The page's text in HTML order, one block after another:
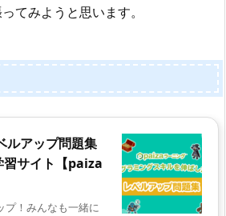
てみようと思います。
ルアップ問題集
サイト【paiza
プ！みんなも一緒に